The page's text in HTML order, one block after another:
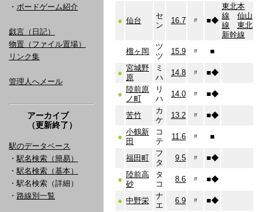
・ ボードゲーム紹介
戯言（日記）
物置（ファイル置場）
リンク集
管理人へメール
アーカイブ
（更新終了）
駅のデータベース
・ 駅名検索（簡易）
・ 駅名検索（基本）
・駅名検索（詳細）
・ 路線別一覧
● 仙台
セ
ン
16.7 〃 ■◆
東北本
線
仙山
線
東北
新幹線
榴ヶ岡
ツ
ツ
15.9 〃 ■
●
宮城野
原
ミ
ハ
14.8 〃 ■◆
●
陸前原
ノ町
リ
ハ
14.0 〃 ■◆
苦竹
カ
ケ
13.2 〃 ■◆
●
小鶴新
田
コ
テ
11.6 〃 ■
福田町
フ
タ
9.5 〃 ■◆
●
陸前高
砂
タ
コ
8.6 〃 ■◆
● 中野栄
ナ
エ
6.9 〃 ■◆